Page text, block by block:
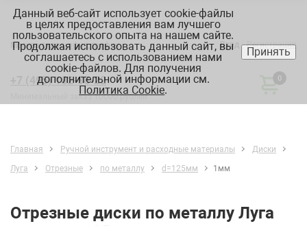
Вход Регистрация
Москва:склад, офис, график
+7 (495) 182-88-22
Минимальный заказ 10000 рублей
0
Главная Ручной инструмент и расходные материалы
Диски
Луга
Отрезные по металлу d=125мм 1мм
Отрезные диски по металлу Луга
Данный веб-сайт использует cookie-файлы
в целях предоставления вам лучшего
пользовательского опыта на нашем сайте.
Продолжая использовать данный сайт, вы
соглашаетесь с использованием нами
cookie-файлов. Для получения
дополнительной информации см.
Политика Cookie.
Принять